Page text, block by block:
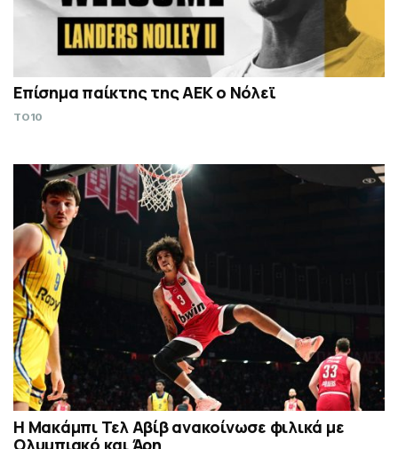
Επίσημα παίκτης της ΑΕΚ ο Νόλεϊ
TO10
Η Μακάμπι Τελ Αβίβ ανακοίνωσε φιλικά με
Ολυμπιακό και Άρη